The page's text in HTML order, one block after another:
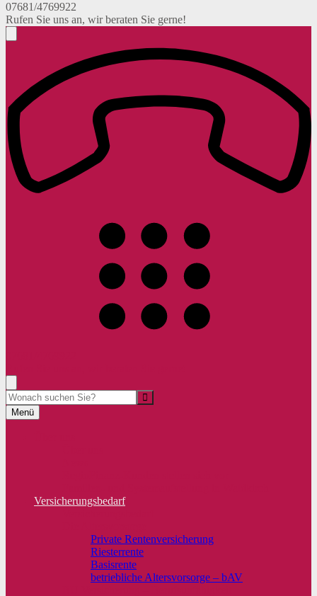
07681/4769922
Rufen Sie uns an, wir beraten Sie gerne!
Menü
Versicherungsbedarf
Private Rentenversicherung
Riesterrente
Basisrente
betriebliche Altersvorsorge – bAV